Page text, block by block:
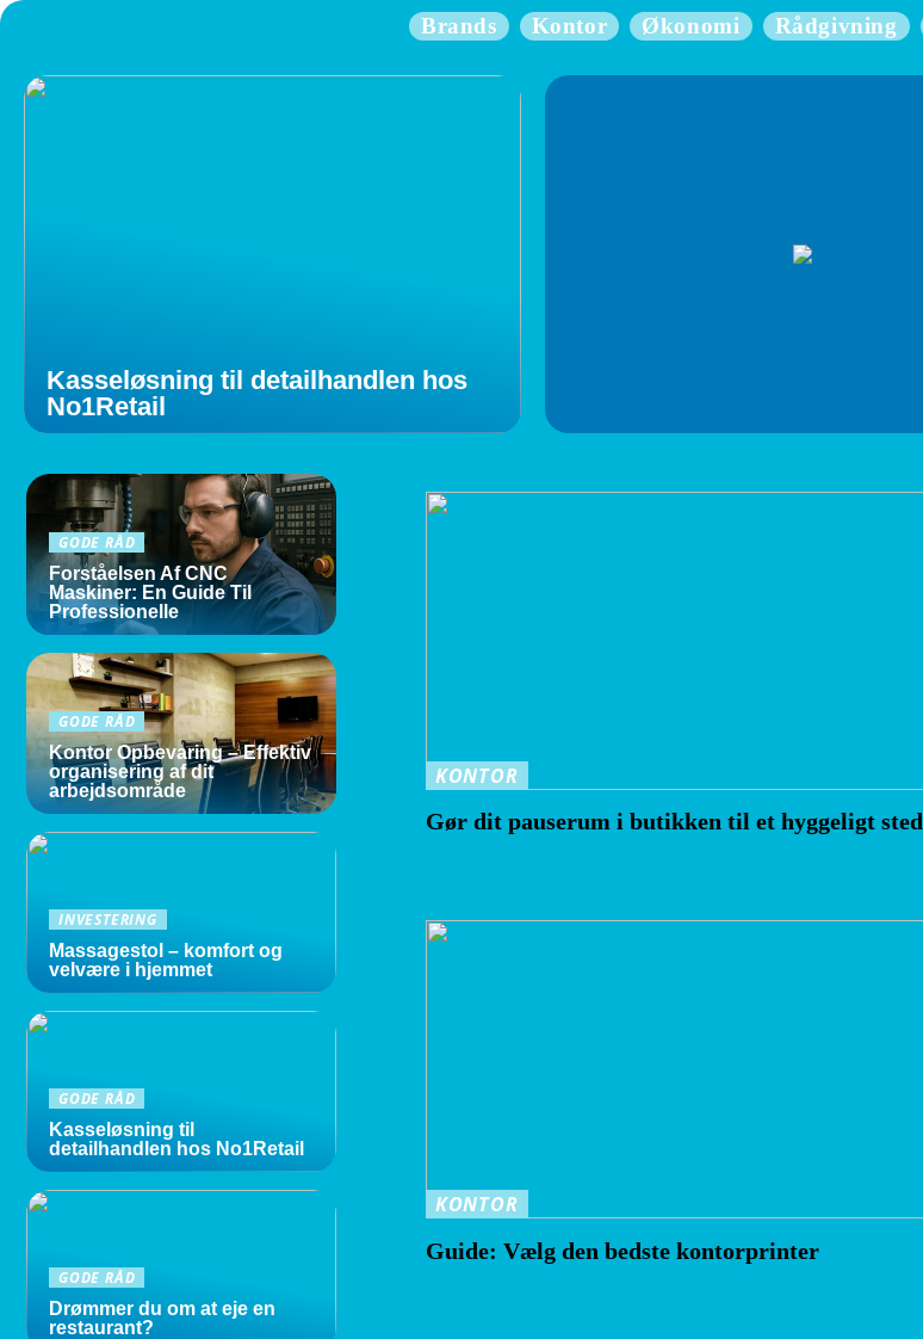
Brands Kontor Økonomi Rådgivning
Kasseløsning til detailhandlen hos
No1Retail
KONTOR
Gør dit pauserum i butikken til et hyggeligt sted
KONTOR
Guide: Vælg den bedste kontorprinter
GODE RÅD
Forståelsen Af CNC
Maskiner: En Guide Til
Professionelle
GODE RÅD
Kontor Opbevaring – Effektiv
organisering af dit
arbejdsområde
INVESTERING
Massagestol – komfort og
velvære i hjemmet
GODE RÅD
Kasseløsning til
detailhandlen hos No1Retail
GODE RÅD
Drømmer du om at eje en
restaurant?